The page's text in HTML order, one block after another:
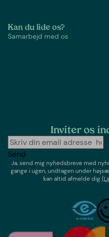
Kan du lide os?
Samarbejd med os
Inviter os
Send
Ja, send mig nyhedsbreve med
gange i ugen,undtagen under
kan altid afmelde dig